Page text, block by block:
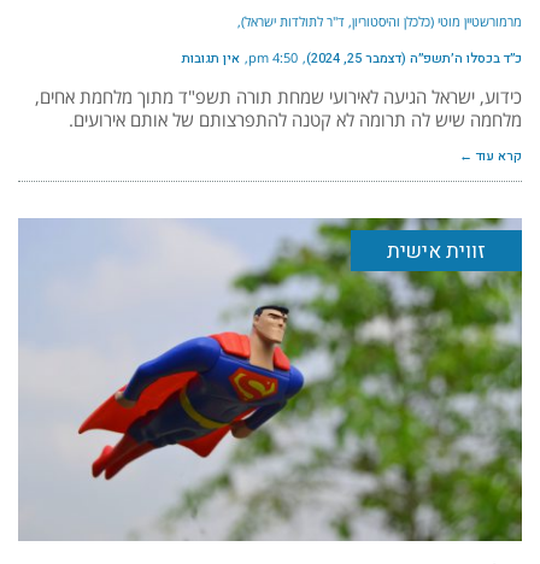
מרמורשטיין מוטי (כלכלן והיסטוריון, ד"ר לתולדות ישראל)
כ״ד בכסלו ה׳תשפ״ה (דצמבר 25, 2024) 4:50 pm אין תגובות
כידוע, ישראל הגיעה לאירועי שמחת תורה תשפ"ד מתוך מלחמת אחים,
מלחמה שיש לה תרומה לא קטנה להתפרצותם של אותם אירועים.
קרא עוד ←
זווית אישית